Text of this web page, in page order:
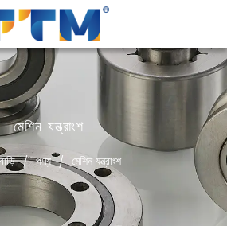
মেশিন যন্ত্রাংশ
বাড়ি / পণ্য / মেশিন যন্ত্রাংশ